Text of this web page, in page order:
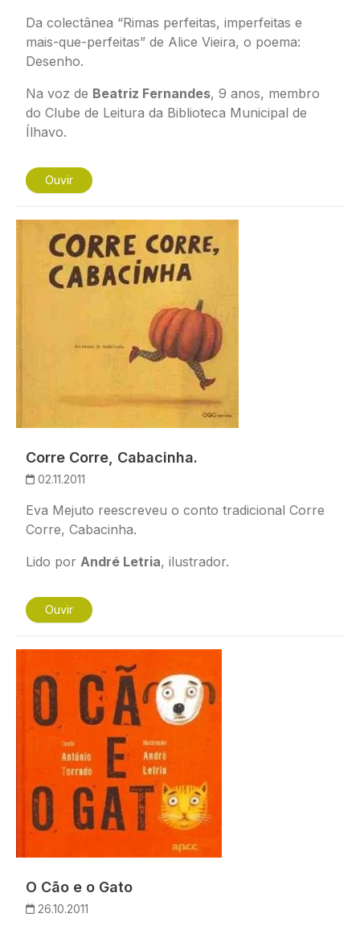
Da colectânea “Rimas perfeitas, imperfeitas e
mais-que-perfeitas” de Alice Vieira, o poema:
Desenho.
Na voz de Beatriz Fernandes, 9 anos, membro
do Clube de Leitura da Biblioteca Municipal de
Ílhavo.
Ouvir
Imagem
Corre Corre, Cabacinha.
02.11.2011
Eva Mejuto reescreveu o conto tradicional Corre
Corre, Cabacinha.
Lido por André Letria, ilustrador.
Ouvir
O Cão e o Gato
26.10.2011